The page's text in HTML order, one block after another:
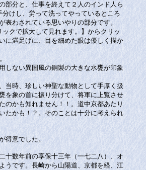
部分と、仕事を終えて２人のインド人ら
けし、労って洗ってやっているところ
表わされている思いやりの部分です。
クで拡大して見れます。】からクリッ
に満足げに、目を細めた眼は優しく描か
しない異国風の銅製の大きな水甕が印象
当時、珍しい神聖な動物として手厚く扱
を象の首に振り分けて、将軍に上覧させ
のかも知れません！！。道中京都あたり
たかも！？。そのことは十分に考えられ
得意でした。
十数年前の享保十三年（一七二八）、オ
うです。長崎から山陽道、京都を経、江